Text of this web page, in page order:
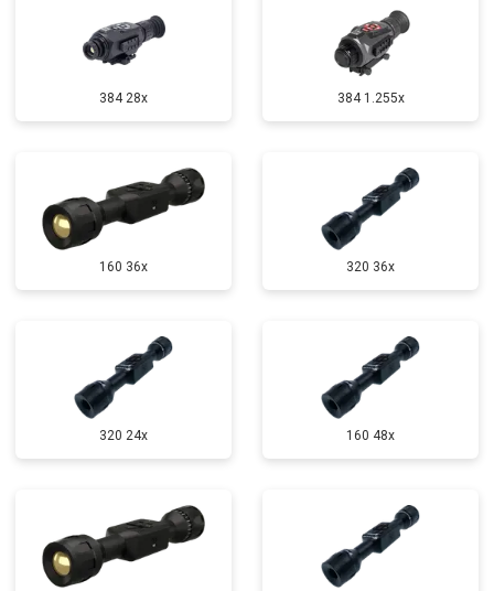
384 28x 384 1.255х
160 36x 320 36x
320 24x 160 48x